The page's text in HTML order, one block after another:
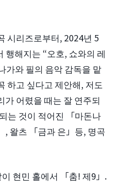
시리즈로부터, 2024년 5
행해지는 “오호, 쇼와의 레
가와 필의 음악 감독을 맡
하고 싶다고 제안해, 저도
가 어렸을 때는 잘 연주되
는 것이 적어진 「마돈나
, 왈츠 「금과 은」등, 명곡
현민 홀에서 「춤! 제9」.